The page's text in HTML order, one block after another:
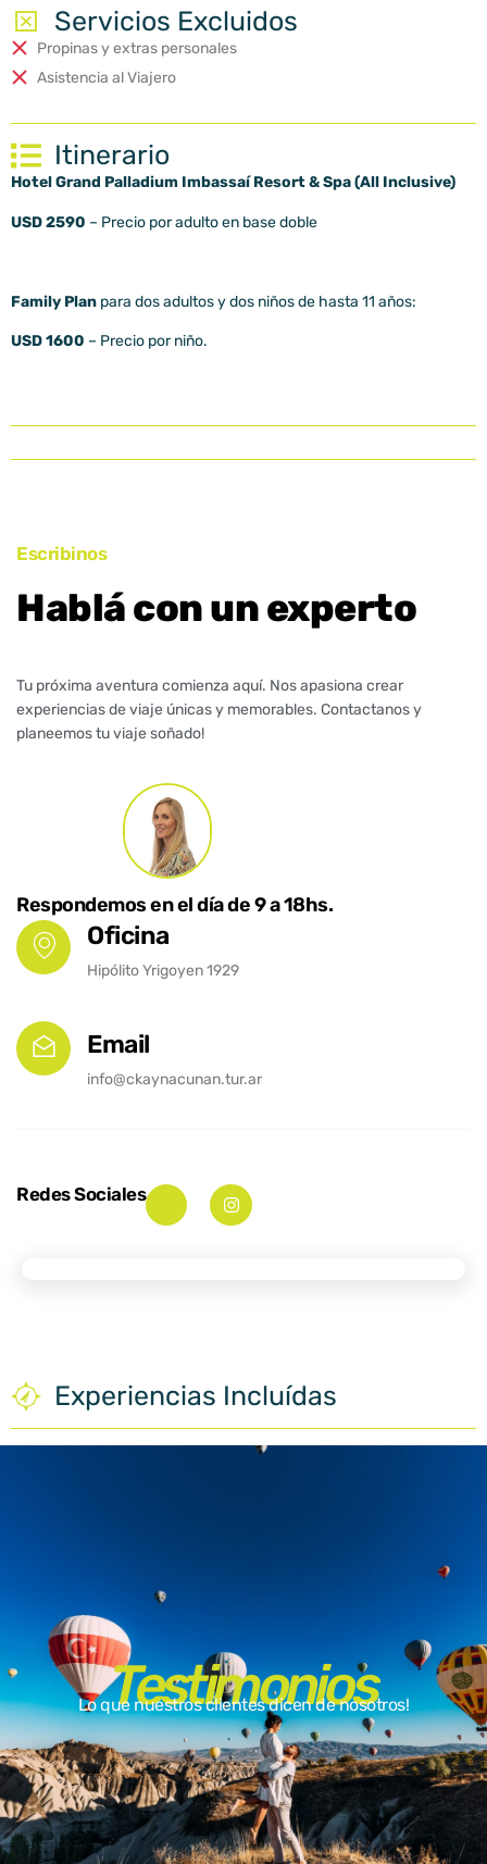
Servicios Excluidos
Propinas y extras personales
Asistencia al Viajero
Itinerario
Hotel Grand Palladium Imbassaí Resort & Spa (All Inclusive)
USD 2590 – Precio por adulto en base doble
Family Plan para dos adultos y dos niños de hasta 11 años:
USD 1600 – Precio por niño.
Escribinos
Hablá con un experto
Tu próxima aventura comienza aquí. Nos apasiona crear
experiencias de viaje únicas y memorables. Contactanos y
planeemos tu viaje soñado!
Respondemos en el día de 9 a 18hs.
Oficina
Hipólito Yrigoyen 1929
Email
info@ckaynacunan.tur.ar
Redes Sociales
Experiencias Incluídas
Testimonios
Lo que nuestros clientes dicen de nosotros!